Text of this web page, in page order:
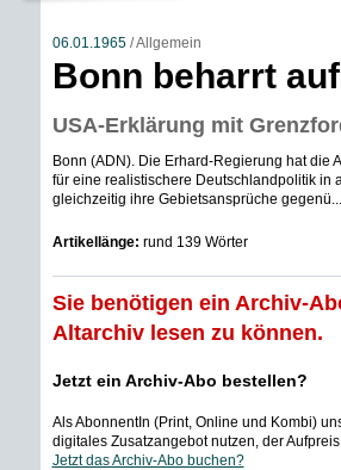
06.01.1965/ Allgemein
Bonn beharrt
USA-Erklärung mit
Bonn (ADN). Die Erhard-Regierung hat die
für eine realistischere Deutschlandpolitik in
gleichzeitig ihre Gebietsansprüche gegenü...
Artikellänge: rund 139 Wörter
Sie benötigen ein Archiv-
Altarchiv lesen zu können.
Jetzt ein Archiv-Abo bestellen?
Als AbonnentIn (Print, Online und Kombi)
digitales Zusatzangebot nutzen, der
Jetzt das Archiv-Abo buchen?